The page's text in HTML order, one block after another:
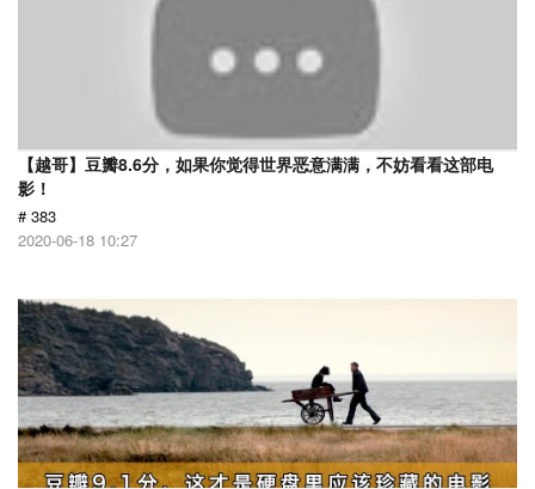
【越哥】豆瓣8.6分，如果你觉得世界恶意满满，不妨看看这部电
影！
# 383
2020-06-18 10:27